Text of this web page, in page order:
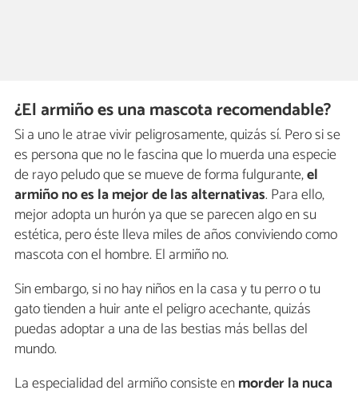
¿El armiño es una mascota recomendable?
Si a uno le atrae vivir peligrosamente, quizás sí. Pero si se
es persona que no le fascina que lo muerda una especie
de rayo peludo que se mueve de forma fulgurante,el
armiño no es la mejor de las alternativas. Para ello,
mejor adopta un hurón ya que se parecen algo en su
estética, pero éste lleva miles de años conviviendo como
mascota con el hombre. El armiño no.
Sin embargo, si no hay niños en la casa y tu perro o tu
gato tienden a huir ante el peligro acechante, quizás
puedas adoptar a una de las bestias más bellas del
mundo.
La especialidad del armiño consiste enmorder la nuca